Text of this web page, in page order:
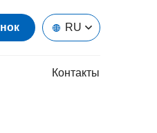
RU
Контакты